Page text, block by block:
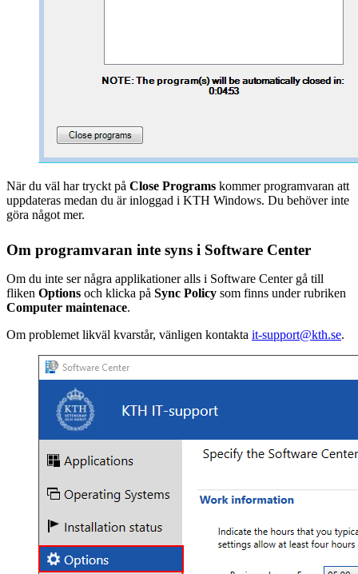
När du väl har tryckt på Close Programs kommer programvaran att
uppdateras medan du är inloggad i KTH Windows. Du behöver inte
göra något mer.
Om programvaran inte syns i Software Center
Om du inte ser några applikationer alls i Software Center gå till
fliken Options och klicka på Sync Policy som finns under rubriken
Computer maintenace.
Om problemet likväl kvarstår, vänligen kontakta it-support@kth.se.